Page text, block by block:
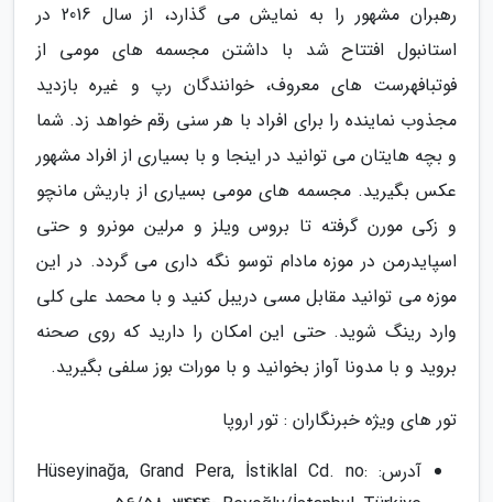
رهبران مشهور را به نمایش می گذارد، از سال 2016 در
استانبول افتتاح شد با داشتن مجسمه های مومی از
فوتبافهرست های معروف، خوانندگان رپ و غیره بازدید
مجذوب نماینده را برای افراد با هر سنی رقم خواهد زد. شما
و بچه هایتان می توانید در اینجا و با بسیاری از افراد مشهور
عکس بگیرید. مجسمه های مومی بسیاری از باریش مانچو
و زکی مورن گرفته تا بروس ویلز و مرلین مونرو و حتی
اسپایدرمن در موزه مادام توسو نگه داری می گردد. در این
موزه می توانید مقابل مسی دریبل کنید و با محمد علی کلی
وارد رینگ شوید. حتی این امکان را دارید که روی صحنه
بروید و با مدونا آواز بخوانید و با مورات بوز سلفی بگیرید.
تور های ویژه خبرنگاران : تور اروپا
آدرس: Hüseyinağa, Grand Pera, İstiklal Cd. no: